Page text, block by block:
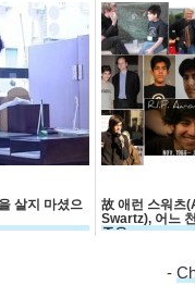
살지 마셨으
故 애런 스워츠
Swartz), 어느
죽음
-